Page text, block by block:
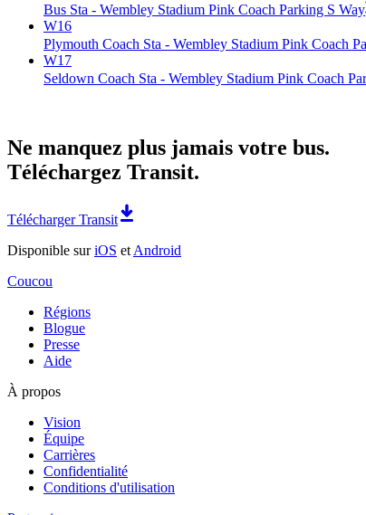
Bus Sta - Wembley Stadium Pink Coach Parking S Way
W16
Plymouth Coach Sta - Wembley Stadium Pink Coach
W17
Seldown Coach Sta - Wembley Stadium Pink Coach
Ne manquez plus jamais votre bus.
Téléchargez Transit.
Télécharger Transit
Disponible suriOS et Android
Coucou
Régions
Blogue
Presse
Aide
À propos
Vision
Équipe
Carrières
Confidentialité
Conditions d'utilisation